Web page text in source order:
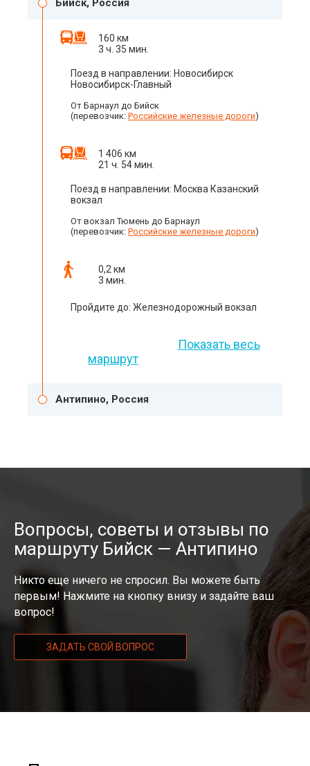
Бийск, Россия
160 км
3 ч. 35 мин.
Поезд в направлении: Новосибирск
Новосибирск-Главный
От Барнаул до Бийск
(перевозчик: Российские железные дороги)
1 406 км
21 ч. 54 мин.
Поезд в направлении: Москва Казанский
вокзал
От вокзал Тюмень до Барнаул
(перевозчик: Российские железные дороги)
0,2 км
3 мин.
Пройдите до: Железнодорожный вокзал
Показать весь
маршрут
Антипино, Россия
Вопросы, советы и отзывы по
маршруту Бийск — Антипино
Никто еще ничего не спросил. Вы можете быть
первым! Нажмите на кнопку внизу и задайте ваш
вопрос!
ЗАДАТЬ СВОЙ ВОПРОС